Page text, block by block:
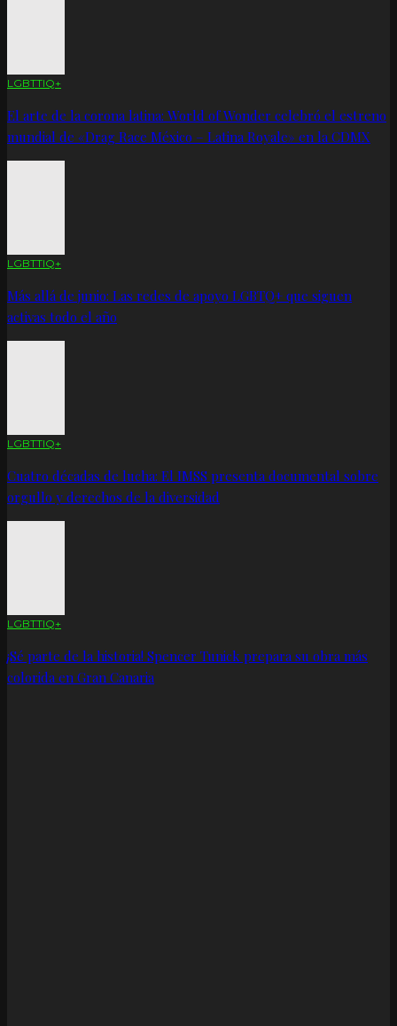
LGBTTIQ+
El arte de la corona latina: World of Wonder celebró el estreno
mundial de «Drag Race México – Latina Royale» en la CDMX
LGBTTIQ+
Más allá de junio: Las redes de apoyo LGBTQ+ que siguen
activas todo el año
LGBTTIQ+
Cuatro décadas de lucha: El IMSS presenta documental sobre
orgullo y derechos de la diversidad
LGBTTIQ+
¡Sé parte de la historia! Spencer Tunick prepara su obra más
colorida en Gran Canaria